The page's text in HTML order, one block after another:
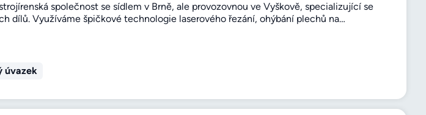
strojírenská společnost se sídlem v Brně, ale provozovnou ve Vyškově, specializující se
dílů. Využíváme špičkové technologie laserového řezání, ohýbání plechů na…
úvazek